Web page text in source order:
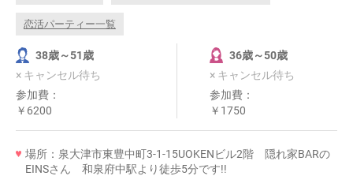
恋活パーティー一覧
38歳～51歳
× キャンセル待ち
参加費：
￥6200
36歳～50歳
× キャンセル待ち
参加費：
￥1750
場所：泉大津市東豊中町3-1-15UOKENビル2階 隠れ家BARの
EINSさん 和泉府中駅より徒歩5分です!!